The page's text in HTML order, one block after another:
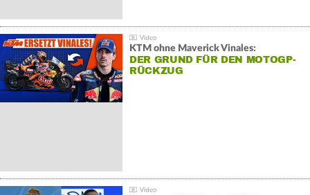
KTM ohne Maverick Vinales:
DER GRUND FÜR DEN MOTOGP-
RÜCKZUG